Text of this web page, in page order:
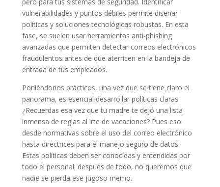
vulnerabilidades y puntos débiles permite diseñar
políticas y soluciones tecnológicas robustas. En esta
fase, se suelen usar herramientas anti-phishing
avanzadas que permiten detectar correos electrónicos
fraudulentos antes de que aterricen en la bandeja de
entrada de tus empleados.
Poniéndonos prácticos, una vez que se tiene claro el
panorama, es esencial desarrollar políticas claras.
¿Recuerdas esa vez que tu madre te dejó una lista
inmensa de reglas al irte de vacaciones? Pues eso:
desde normativas sobre el uso del correo electrónico
hasta directrices para el manejo seguro de datos.
Estas políticas deben ser conocidas y entendidas por
todo el personal; después de todo, no queremos que
nadie se pierda ese jugoso memo.